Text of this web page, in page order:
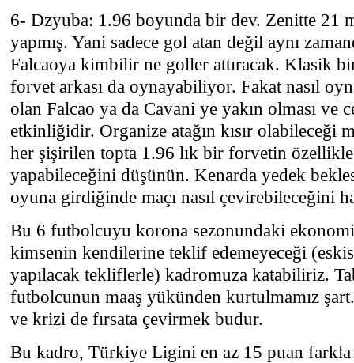
6- Dzyuba: 1.96 boyunda bir dev. Zenitte 21
yapmış. Yani sadece gol atan değil aynı
Falcaoya kimbilir ne goller attıracak. Klasik
forvet arkası da oynayabiliyor. Fakat nasıl
olan Falcao ya da Cavani ye yakın olması ve
etkinliğidir. Organize atağın kısır olabileceği
her şişirilen topta 1.96 lık bir forvetin
yapabileceğini düşünün. Kenarda yedek
oyuna girdiğinde maçı nasıl çevirebileceğini
Bu 6 futbolcuyu korona sezonundaki
kimsenin kendilerine teklif edemeyeceği
yapılacak tekliflerle) kadromuza katabiliriz.
futbolcunun maaş yükünden kurtulmamız
ve krizi de fırsata çevirmek budur.
Bu kadro, Türkiye Ligini en az 15 puan farkla